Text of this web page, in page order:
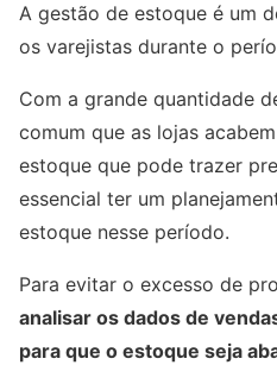
A gestão de estoque é um
os varejistas durante o
Com a grande quantidade
comum que as lojas
estoque que pode trazer
essencial ter um
estoque nesse período.
Para evitar o excesso de
analisar os dados de
para que o estoque seja